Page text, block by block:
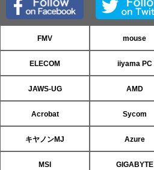
FMV mouse
ELECOM iiyama PC
JAWS-UG AMD
Acrobat Sycom
キヤノンMJ Azure
MSI GIGABYTE